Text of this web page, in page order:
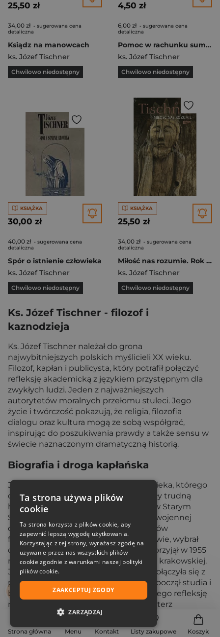
Strona główna Menu Kontakt Listy zakupowe Koszyk
25,50 zł
34,00 zł - sugerowana cena
detaliczna
Ksiądz na manowcach
ks. Józef Tischner
Chwilowo niedostępny
4,50 zł
6,00 zł - sugerowana cena
detaliczna
Pomoc w rachunku sumienia
ks. Józef Tischner
Chwilowo niedostępny
KSIĄŻKA
30,00 zł
40,00 zł - sugerowana cena
detaliczna
Spór o istnienie człowieka
ks. Józef Tischner
Chwilowo niedostępny
KSIĄŻKA
25,50 zł
34,00 zł - sugerowana cena
detaliczna
Miłość nas rozumie. Rok liturgiczny z księdzem Tischnerem
ks. Józef Tischner
Chwilowo niedostępny
Ks. Józef Tischner - filozof i
kaznodzieja
Ks. Józef Tischner należał do grona
najwybitniejszych polskich myślicieli XX wieku.
Filozof, kapłan i publicysta, który potrafił połączyć
refleksję akademicką z językiem przystępnym dla
zwykłych ludzi. Jeden z najważniejszych
autorytetów moralnych przełomu stuleci. Jego
życie i twórczość pokazują, że religia, filozofia
dialogu oraz kultura mogą ze sobą współgrać,
inspirując do poszukiwania prawdy a także sensu w
świecie naznaczonym dramatyczną historią.
Biografia i droga kapłańska
Józef Tischner biografia ukazuje człowieka, którego
dzieciństwo i młodość naznaczone były trudną
historią Polski. Urodził się w 1931 roku w Starym
Sączu, a dorastał w czasach wojny i powojennej
odbudowy kraju. Po ukończeniu studiów
filozoficznych i teologicznych w Krakowie, wybrał
drogę posługi kapłańskiej. Święcenia przyjął w 1955
roku, stając się kapłanem archidiecezji krakowskiej.
Jego posługa duszpasterska szybko połączyła się z
pasją naukową – ks. Józef Tischner rozpoczął studia i
badania filozoficzne, które pogłębiały jego refleksję
nad kondycją człowieka. Jako duszpasterz
młodzieży i środowisk akademickich potrafił łączyć
troskę o wiernych z krytycznym spojrzeniem na
Ta strona używa plików
cookie
Ta strona korzysta z plików cookie, aby
zapewnić lepszą wygodę użytkowania.
Korzystając z tej strony, wyrażasz zgodę na
używanie przez nas wszystkich plików
cookie zgodnie z warunkami naszej polityki
plików cookie.
ZAAKCEPTUJ ZGODY
ZARZĄDZAJ
NIEZBĘDNE